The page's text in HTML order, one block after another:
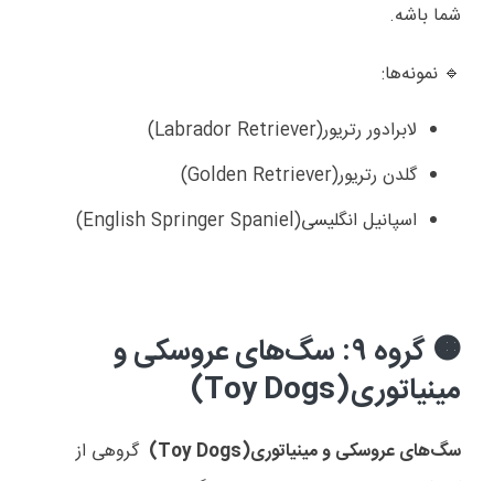
شما باشه.
🔹 نمونه‌ها:
لابرادور رتریور(Labrador Retriever)
گلدن رتریور(Golden Retriever)
اسپانیل انگلیسی(English Springer Spaniel)
🟠
گروه ۹: سگ‌های عروسکی و
مینیاتوری(Toy Dogs)
سگ‌های عروسکی و مینیاتوری(Toy Dogs) گروهی از